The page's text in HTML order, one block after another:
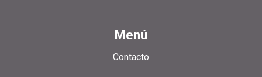
Menú
Contacto